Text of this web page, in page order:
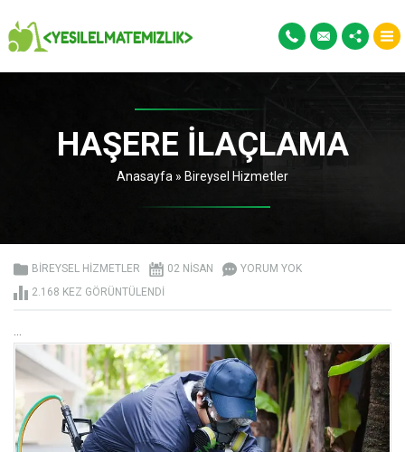
HAŞERE İLAÇLAMA
Anasayfa » Bireysel Hizmetler
BIREYSEL HIZMETLER 02 NISAN
YORUM YOK
2.168 KEZ GÖRÜNTÜLENDI